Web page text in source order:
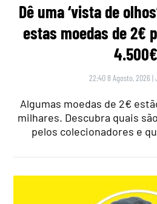
Dê uma ‘vista de
estas moedas de 2€
4.500€
22:40 8 Agosto, 2026 |
Algumas moedas de 2€
milhares. Descubra quais
pelos colecionadores e